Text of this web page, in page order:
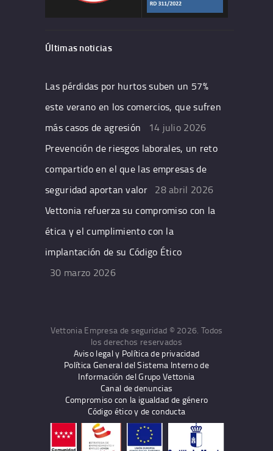
Últimas noticias
Las pérdidas por hurtos suben un 57%
este verano en los comercios, que sufren
más casos de agresión
14 julio 2026
Prevención de riesgos laborales, un reto
compartido en el que las empresas de
seguridad aportan valor 28 abril 2026
Vettonia refuerza su compromiso con la
ética y el cumplimiento con la
implantación de su Código Ético
30 marzo 2026
Vettonia Empresa de seguridad © 2026. Todos
los derechos reservados
Aviso legal y Política de privacidad
Política General del Sistema Interno de
Información del Grupo Vettonia
Canal de denuncias
Compromiso con la igualdad de género
Código ético y de conducta